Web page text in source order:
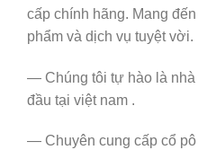
cấp chính hãng. Mang
phẩm và dịch vụ tuyệt vời.
— Chúng tôi tự hào là nhà
đầu tại việt nam .
— Chuyên cung cấp cổ